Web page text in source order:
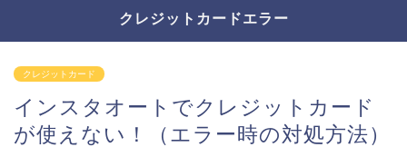
クレジットカードエラー
クレジットカード
インスタオートでクレジットカード
が使えない！（エラー時の対処方法）